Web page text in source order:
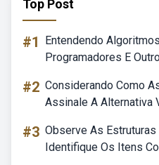
Top Post
#1
Entendendo
Programadores E
#2 Considerando Como
Assinale A Alternativa
#3 Observe As
Identifique Os Itens